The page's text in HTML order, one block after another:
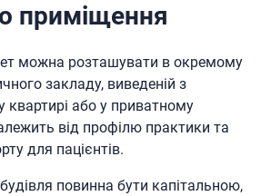
приміщення
можна розташувати в окремому
закладу, виведеній з
або у приватному
від профілю практики та
для пацієнтів.
повинна бути капітальною,